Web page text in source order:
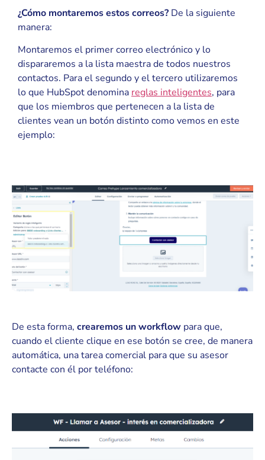
¿Cómo montaremos estos correos? De la siguiente
manera:
Montaremos el primer correo electrónico y lo
dispararemos a la lista maestra de todos nuestros
contactos. Para el segundo y el tercero utilizaremos
lo que HubSpot denomina reglas inteligentes, para
que los miembros que pertenecen a la lista de
clientes vean un botón distinto como vemos en este
ejemplo:
De esta forma, crearemos un workflow para que,
cuando el cliente clique en ese botón se cree, de manera
automática, una tarea comercial para que su asesor
contacte con él por teléfono: